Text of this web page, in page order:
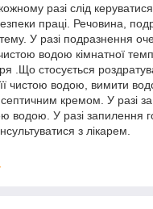
разі слід
праці. Речовина,
У разі подразнення
водою кімнатної
.Що стосується
чистою водою, вимити
кремом. У разі
водою. У разі запилення
з лікарем.